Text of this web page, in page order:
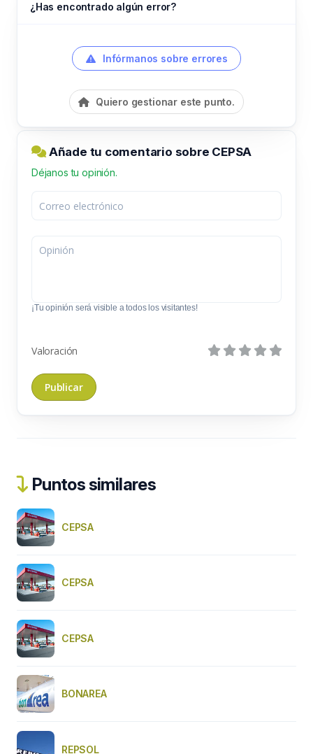
¿Has encontrado algún error?
Infórmanos sobre errores
Quiero gestionar este punto.
Añade tu comentario sobre CEPSA
Déjanos tu opinión.
¡Tu opinión será visible a todos los visitantes!
Valoración
Puntos similares
CEPSA
CEPSA
CEPSA
BONAREA
REPSOL